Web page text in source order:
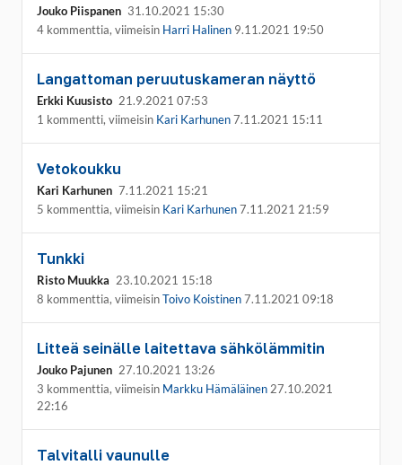
Jouko Piispanen 31.10.2021 15:30
4 kommenttia, viimeisin Harri Halinen 9.11.2021 19:50
Langattoman peruutuskameran näyttö
Erkki Kuusisto 21.9.2021 07:53
1 kommentti, viimeisin Kari Karhunen7.11.2021 15:11
Vetokoukku
Kari Karhunen 7.11.2021 15:21
5 kommenttia, viimeisin Kari Karhunen7.11.2021 21:59
Tunkki
Risto Muukka 23.10.2021 15:18
8 kommenttia, viimeisinToivo Koistinen7.11.2021 09:18
Litteä seinälle laitettava sähkölämmitin
Jouko Pajunen 27.10.2021 13:26
3 kommenttia, viimeisin Markku Hämäläinen 27.10.2021
22:16
Talvitalli vaunulle